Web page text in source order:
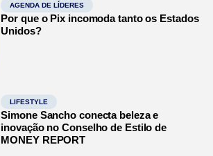
AGENDA DE LÍDERES
Por que o Pix incomoda tanto os Estados
Unidos?
LIFESTYLE
Simone Sancho conecta beleza e
inovação no Conselho de Estilo de
MONEY REPORT